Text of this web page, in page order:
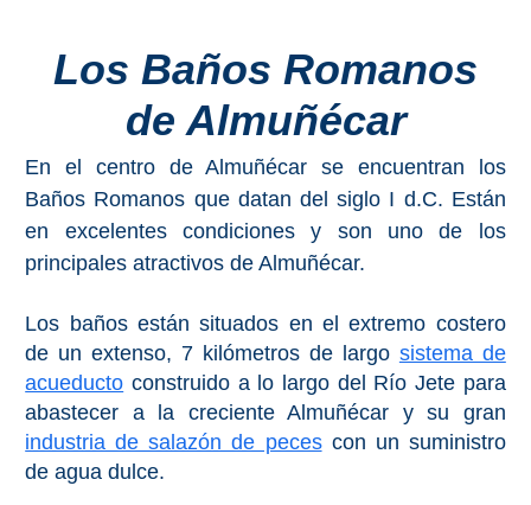
COSTA
Nerja
Maro
Estepona
Mijas
Los Baños Romanos
de Almuñécar
En el centro de Almuñécar se encuentran los
Baños Romanos que datan del siglo I d.C. Están
en excelentes condiciones y son uno de los
principales atractivos de Almuñécar.
Los baños están situados en el extremo costero
de un extenso, 7 kilómetros de largo sistema de
acueducto construido a lo largo del Río Jete para
abastecer a la creciente Almuñécar y su gran
industria de salazón de pecescon un suministro
de agua dulce.